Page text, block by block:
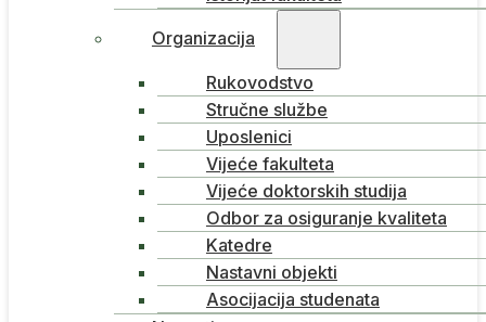
Organizacija
Rukovodstvo
Stručne službe
Uposlenici
Vijeće fakulteta
Vijeće doktorskih studija
Odbor za osiguranje kvaliteta
Katedre
Nastavni objekti
Asocijacija studenata